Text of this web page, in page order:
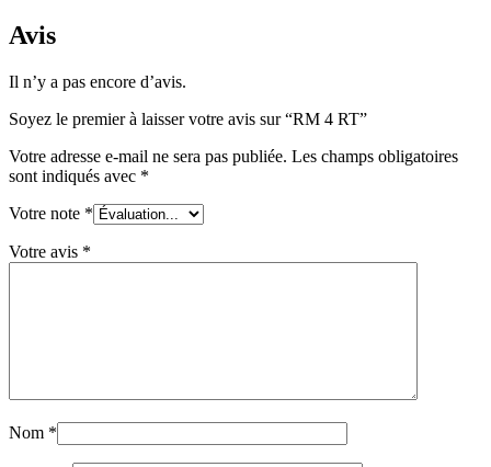
Avis
Il n’y a pas encore d’avis.
Soyez le premier à laisser votre avis sur “RM 4 RT”
Votre adresse e-mail ne sera pas publiée. Les champs obligatoires
sont indiqués avec *
Votre note *
Votre avis *
Nom *